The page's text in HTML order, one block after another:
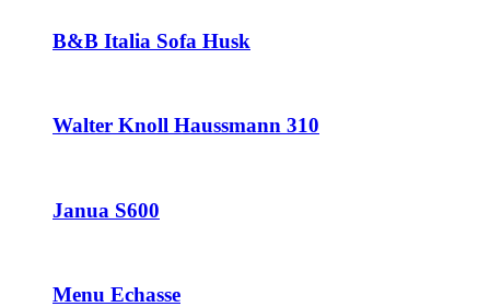
B&B Italia Sofa Husk
Walter Knoll Haussmann 310
Janua S600
Menu Echasse